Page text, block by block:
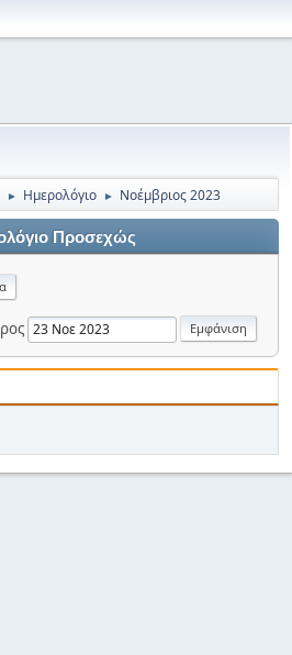
► Ημερολόγιο ► Νοέμβριος 2023
Προσεχώς